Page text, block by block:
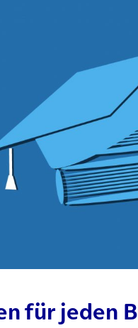
für jeden